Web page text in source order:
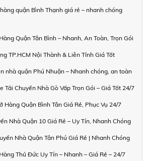
quận Bình Thạnh giá rẻ – nhanh chóng
Quận Tân Bình – Nhanh, An Toàn, Trọn Gói
TP.HCM Nội Thành & Liên Tỉnh Giá Tốt
nhà quận Phú Nhuận – Nhanh chóng, an toàn
Tải Chuyển Nhà Gò Vấp Trọn Gói – Giá Tốt 24/7
Hàng Quận Bình Tân Giá Rẻ, Phục Vụ 24/7
Nhà Quận 10 Giá Rẻ – Uy Tín, Nhanh Chóng
Nhà Quận Tân Phú Giá Rẻ | Nhanh Chóng
Thủ Đức Uy Tín – Nhanh – Giá Rẻ – 24/7